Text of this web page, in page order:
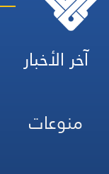
آخر الأخبار
منوعات